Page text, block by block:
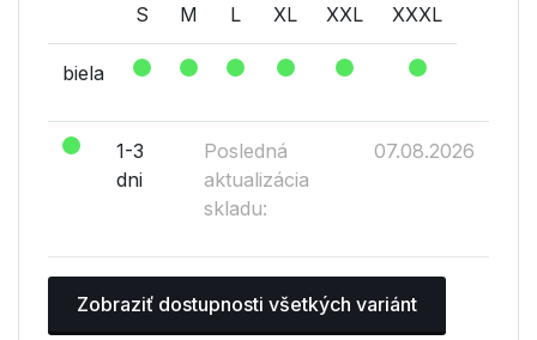
S M L XL XXL XXXL
biela
1-3
dni
Posledná
aktualizácia
skladu:
07.08.2026
Zobraziť dostupnosti všetkých variánt